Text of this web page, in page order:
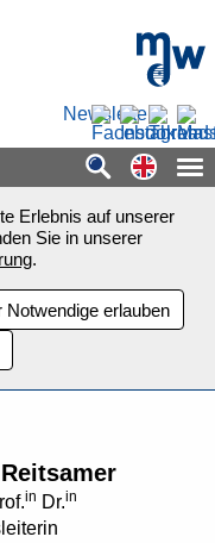
mdw -
Newsletter
Erlebnis auf unserer
Sie in unserer
.
Notwendige erlauben
in Dr.in